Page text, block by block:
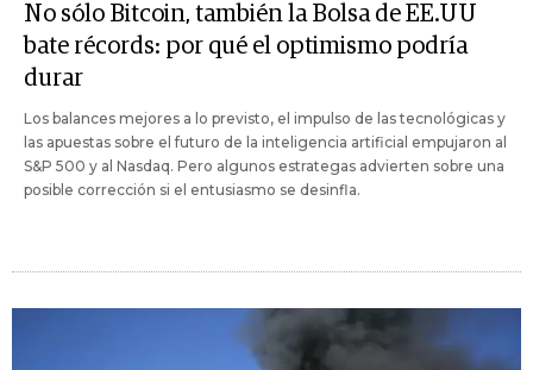
No sólo Bitcoin, también la Bolsa de EE.UU
bate récords: por qué el optimismo podría
durar
Los balances mejores a lo previsto, el impulso de las tecnológicas y
las apuestas sobre el futuro de la inteligencia artificial empujaron al
S&P 500 y al Nasdaq. Pero algunos estrategas advierten sobre una
posible corrección si el entusiasmo se desinfla.